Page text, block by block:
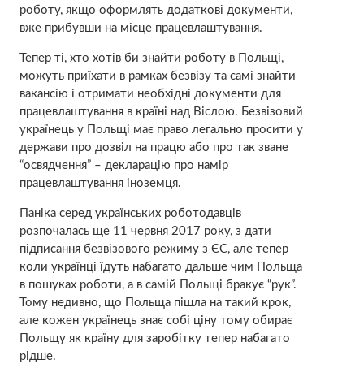
роботу, якщо оформлять додаткові документи,
вже прибувши на місце працевлаштування.
Тепер ті, хто хотів би знайти роботу в Польщі,
можуть приїхати в рамках безвізу та самі знайти
вакансію і отримати необхідні документи для
працевлаштування в країні над Віслою. Безвізовий
українець у Польщі має право легально просити у
держави про дозвіл на працю або про так зване
“освядчення” – декларацію про намір
працевлаштування іноземця.
Паніка серед українських роботодавців
розпочалась ще 11 червня 2017 року, з дати
підписання безвізового режиму з ЄС, але тепер
коли українці їдуть набагато дальше чим Польща
в пошуках роботи, а в самій Польщі бракує “рук”.
Тому недивно, що Польща пішла на такий крок,
але кожен українець знає собі ціну тому обирає
Польщу як країну для заробітку тепер набагато
рідше.